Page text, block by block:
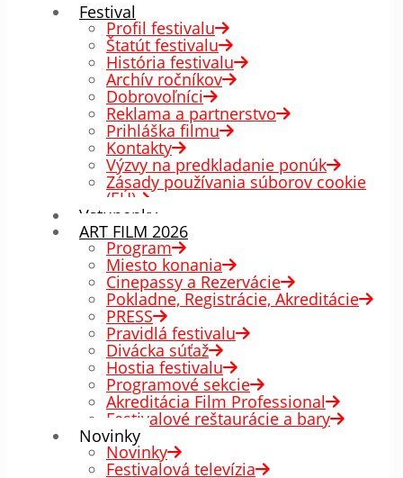
Festival
Profil festivalu
Štatút festivalu
História festivalu
Archív ročníkov
Dobrovoľníci
Reklama a partnerstvo
Prihláška filmu
Kontakty
Výzvy na predkladanie ponúk
Zásady používania súborov cookie
(EÚ)
Vstupenky
ART FILM 2026
Program
Miesto konania
Cinepassy a Rezervácie
Pokladne, Registrácie, Akreditácie
PRESS
Pravidlá festivalu
Divácka súťaž
Hostia festivalu
Programové sekcie
Akreditácia Film Professional
Festivalové reštaurácie a bary
Novinky
Novinky
Festivalová televízia